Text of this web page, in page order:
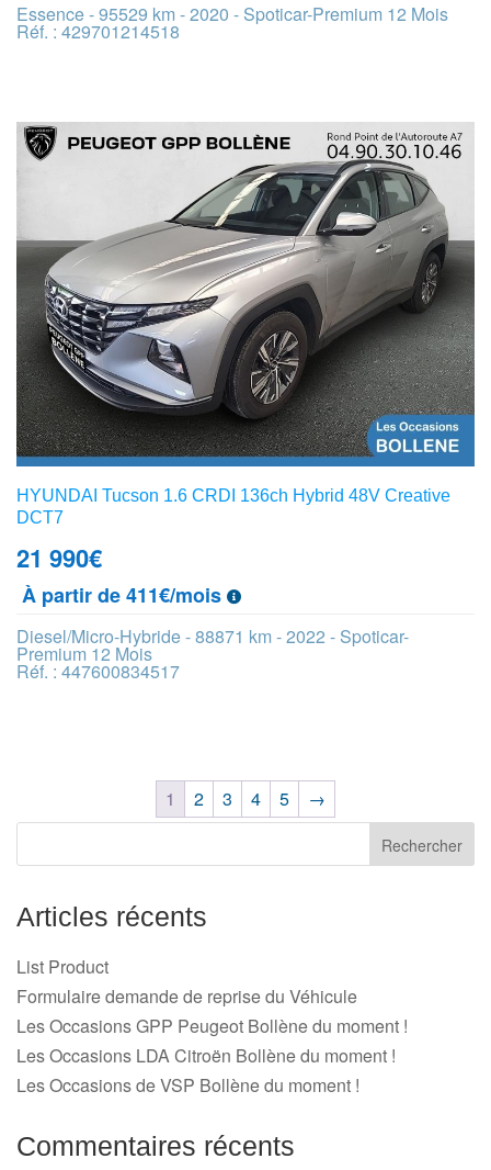
Essence - 95529 km - 2020 - Spoticar-Premium 12 Mois
Réf. : 429701214518
HYUNDAI Tucson 1.6 CRDI 136ch Hybrid 48V Creative
DCT7
21 990€
À partir de 411€/mois
Diesel/Micro-Hybride - 88871 km - 2022 - Spoticar-
Premium 12 Mois
Réf. : 447600834517
1 2 3 4 5 →
Articles récents
List Product
Formulaire demande de reprise du Véhicule
Les Occasions GPP Peugeot Bollène du moment !
Les Occasions LDA Citroën Bollène du moment !
Les Occasions de VSP Bollène du moment !
Commentaires récents